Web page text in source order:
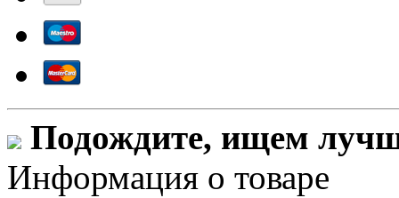
Подождите, ищем
Информация о товаре